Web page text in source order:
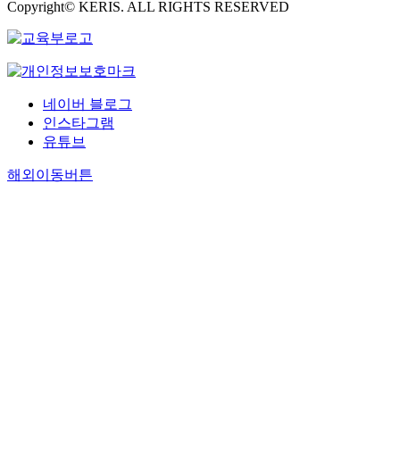
Copyright© KERIS. ALL RIGHTS RESERVED
네이버 블로그
인스타그램
유튜브
해외이동버튼